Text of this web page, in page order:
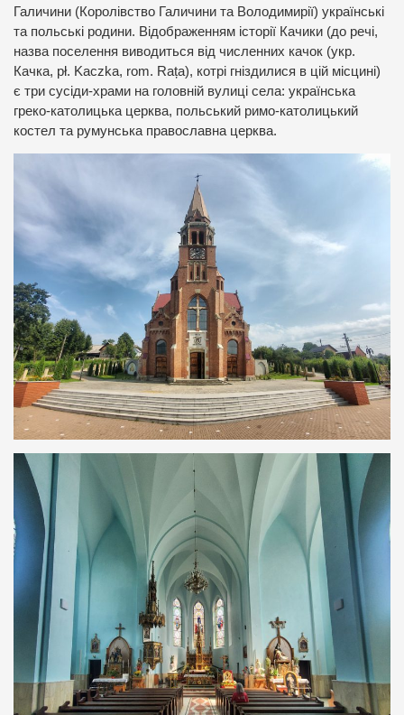
Галичини (Королівство Галичини та Володимирії) українські
та польські родини. Відображенням історії Качики (до речі,
назва поселення виводиться від численних качок (укр.
Качка, pł. Kaczka, rom. Rața), котрі гніздилися в цій місцині)
є три сусіди-храми на головній вулиці села: українська
греко-католицька церква, польський римо-католицький
костел та румунська православна церква.